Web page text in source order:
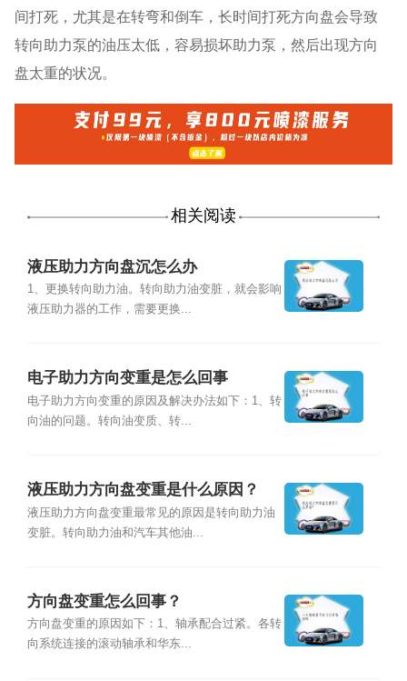
间打死，尤其是在转弯和倒车，长时间打死方向盘会导致
转向助力泵的油压太低，容易损坏助力泵，然后出现方向
盘太重的状况。
相关阅读
液压助力方向盘沉怎么办
1、更换转向助力油。转向助力油变脏，就会影响
液压助力器的工作，需要更换...
电子助力方向变重是怎么回事
电子助力方向变重的原因及解决办法如下：1、转
向油的问题。转向油变质、转...
液压助力方向盘变重是什么原因？
液压助力方向盘变重最常见的原因是转向助力油
变脏。转向助力油和汽车其他油...
方向盘变重怎么回事？
方向盘变重的原因如下：1、轴承配合过紧。各转
向系统连接的滚动轴承和华东...